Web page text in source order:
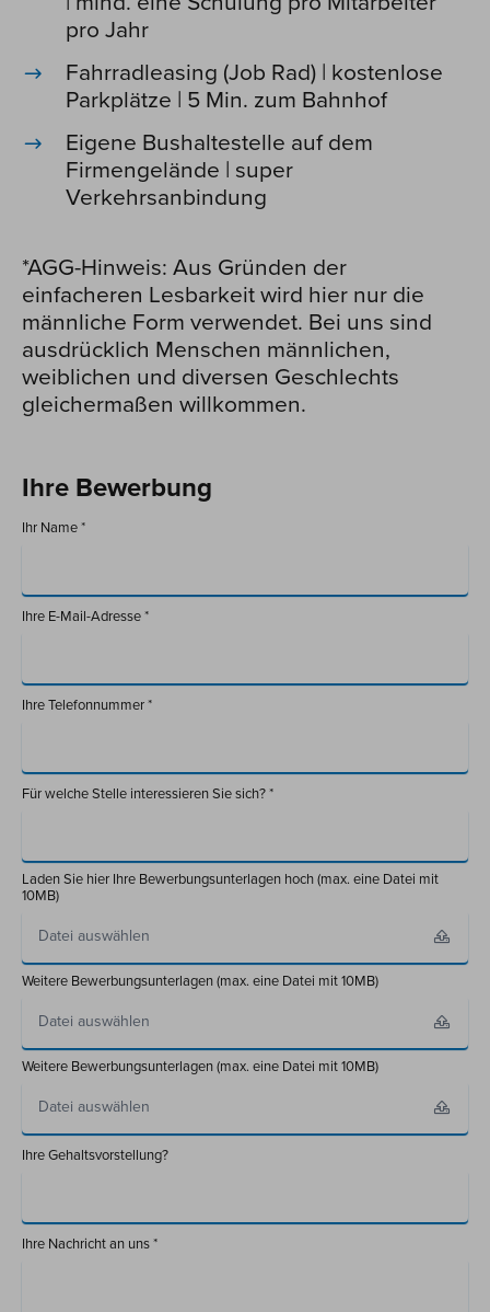
pro Jahr
Fahrradleasing (Job Rad) | kostenlose
Parkplätze | 5 Min. zum Bahnhof
Eigene Bushaltestelle auf dem
Firmengelände | super
Verkehrsanbindung
*AGG-Hinweis: Aus Gründen der
einfacheren Lesbarkeit wird hier nur die
männliche Form verwendet. Bei uns sind
ausdrücklich Menschen männlichen,
weiblichen und diversen Geschlechts
gleichermaßen willkommen.
Ihre Bewerbung
Ihr Name *
Ihre E-Mail-Adresse *
Ihre Telefonnummer *
Für welche Stelle interessieren Sie sich? *
Laden Sie hier Ihre Bewerbungsunterlagen hoch (max. eine Datei mit
10MB)
Datei auswählen
Weitere Bewerbungsunterlagen (max. eine Datei mit 10MB)
Datei auswählen
Weitere Bewerbungsunterlagen (max. eine Datei mit 10MB)
Datei auswählen
Ihre Gehaltsvorstellung?
Ihre Nachricht an uns *